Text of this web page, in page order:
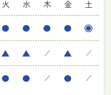
火 水 木 金 土
／ ／
／ ／